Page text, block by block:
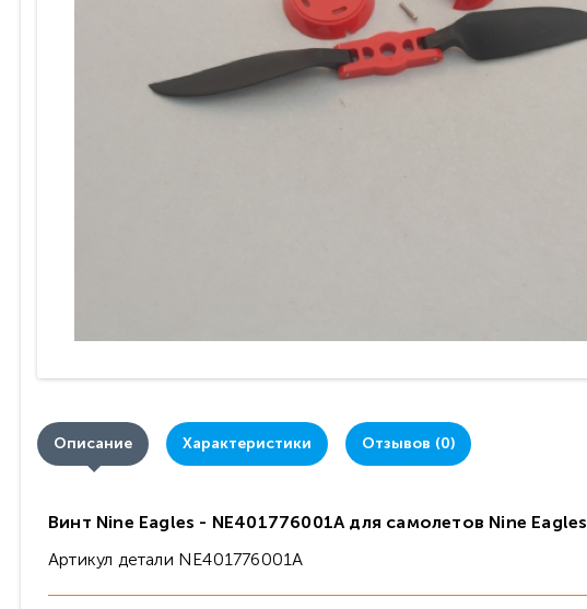
Описание Характеристики Отзывов (0)
Винт Nine Eagles - NE401776001A для самолетов Nine Eagles
Артикул детали NE401776001A